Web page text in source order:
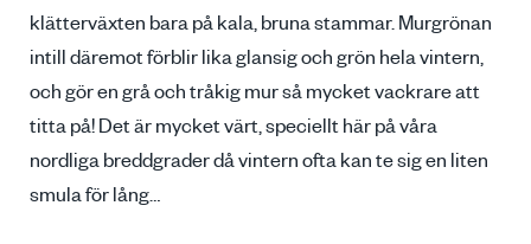
klätterväxten bara på kala, bruna stammar. Murgrönan
intill däremot förblir lika glansig och grön hela vintern,
och gör en grå och tråkig mur så mycket vackrare att
titta på! Det är mycket värt, speciellt här på våra
nordliga breddgrader då vintern ofta kan te sig en liten
smula för lång…